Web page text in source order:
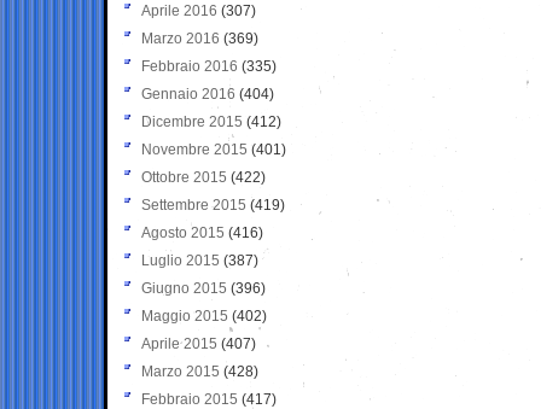
Aprile 2016 (307)
Marzo 2016 (369)
Febbraio 2016 (335)
Gennaio 2016 (404)
Dicembre 2015 (412)
Novembre 2015 (401)
Ottobre 2015 (422)
Settembre 2015 (419)
Agosto 2015 (416)
Luglio 2015 (387)
Giugno 2015 (396)
Maggio 2015 (402)
Aprile 2015 (407)
Marzo 2015 (428)
Febbraio 2015 (417)